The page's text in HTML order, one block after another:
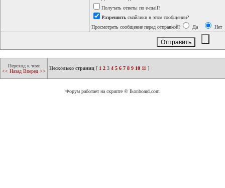
Получать ответы по e-mail?
Разрешить смайлики в этом сообщении?
Просмотреть сообщение перед отправкой?
Да Нет
Переход к теме
<< Назад Вперед >>
Несколько страниц [ 1 2 3 4 5 6 7 8 9 10 11 ]
Форум работает на скрипте © Ikonboard.com